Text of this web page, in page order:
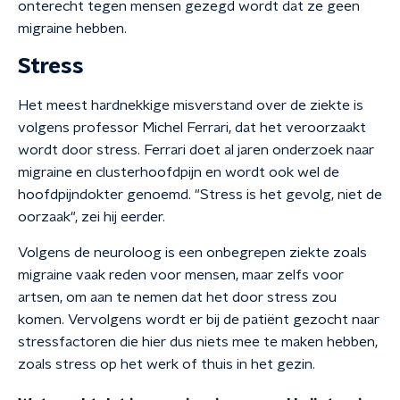
onterecht tegen mensen gezegd wordt dat ze geen
migraine hebben.
Stress
Het meest hardnekkige misverstand over de ziekte is
volgens professor Michel Ferrari, dat het veroorzaakt
wordt door stress. Ferrari doet al jaren onderzoek naar
migraine en clusterhoofdpijn en wordt ook wel de
hoofdpijndokter genoemd. "Stress is het gevolg, niet de
oorzaak", zei hij eerder.
Volgens de neuroloog is een onbegrepen ziekte zoals
migraine vaak reden voor mensen, maar zelfs voor
artsen, om aan te nemen dat het door stress zou
komen. Vervolgens wordt er bij de patiënt gezocht naar
stressfactoren die hier dus niets mee te maken hebben,
zoals stress op het werk of thuis in het gezin.